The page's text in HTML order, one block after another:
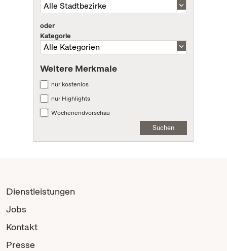
oder
Kategorie
Weitere Merkmale
nur kostenlos
nur Highlights
Wochenendvorschau
Suchen
Dienstleistungen
Jobs
Kontakt
Presse